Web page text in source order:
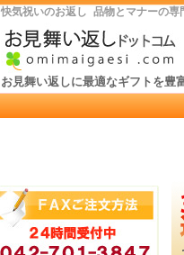
快気祝いのお返し 品物とマナーの専
お見舞い返しに最適なギフトを豊